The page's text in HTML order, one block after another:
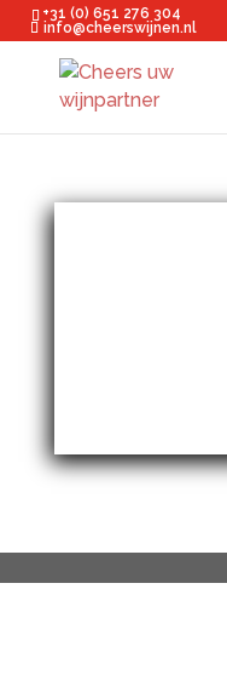
+31 (0) 651 276 304
info@cheerswijnen.nl